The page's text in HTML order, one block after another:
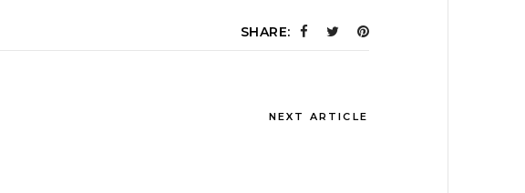
SHARE:
NEXT ARTICLE